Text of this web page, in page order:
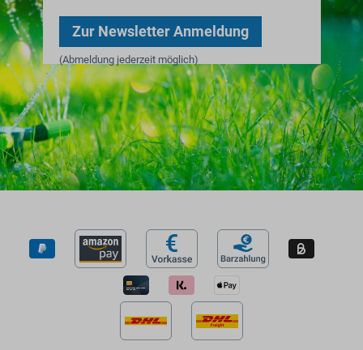
Zur Newsletter Anmeldung
(Abmeldung jederzeit möglich)